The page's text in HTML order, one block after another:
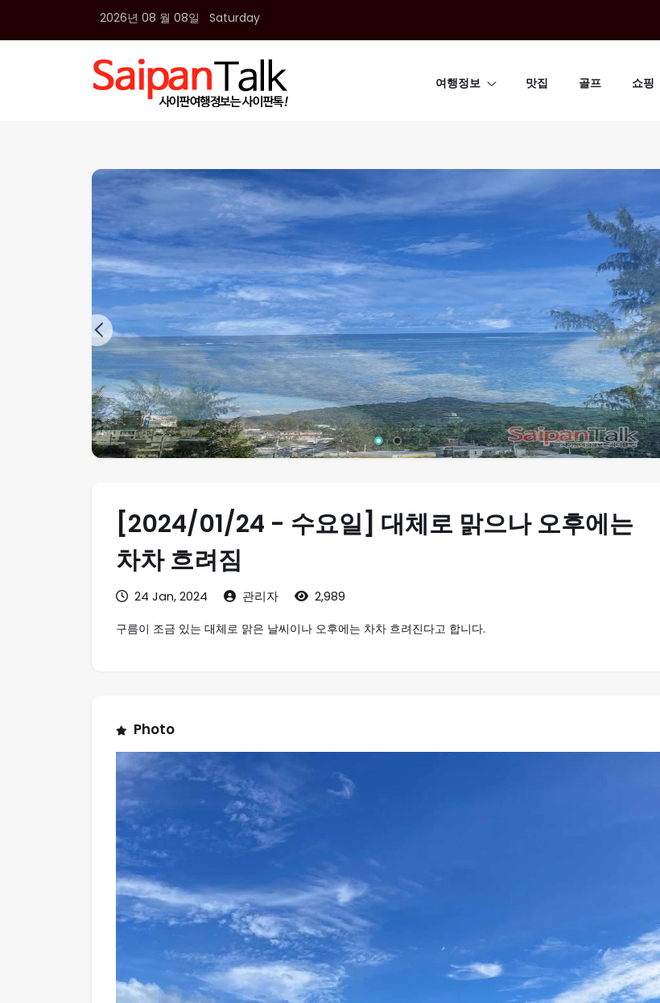
2026년 08 월 08일 Saturday
여행정보 맛집 골프 쇼핑
[2024/01/24 - 수요일] 대체로 맑으나 오후에는
차차 흐려짐
24 Jan, 2024 관리자 2,989
구름이 조금 있는 대체로 맑은 날씨이나 오후에는 차차 흐려진다고 합니다.
Photo
여행정보
생활정보